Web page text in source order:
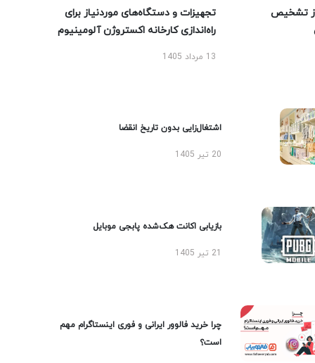
تشخیص
تجهیزات و دستگاه‌های موردنیاز برای
راه‌اندازی کارخانه اکستروژن آلومینیوم
13 مرداد 1405
اشتغال‌زایی بدون تاریخ انقضا
20 تیر 1405
بازیابی اکانت هک‌شده پابجی موبایل
چرا خرید فالوور ایرانی و فوری اینستاگرام مهم
است؟